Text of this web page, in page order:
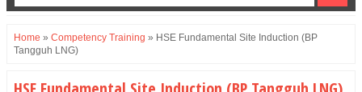
Home » Competency Training » HSE Fundamental Site Induction (BP
Tangguh LNG)